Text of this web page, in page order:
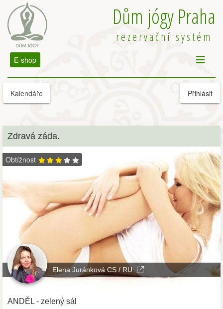
Dům jógy Praha
rezervační systém
E-shop
Kalendáře Přihlásit
Zdravá záda.
Obtížnost
Elena Juránková CS / RU
ANDĚL - zelený sál